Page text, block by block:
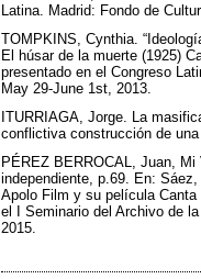
Latina. Madrid: Fondo de
TOMPKINS, Cynthia.
El húsar de la muerte (1925)
presentado en el Congreso
May 29-June 1st, 2013.
ITURRIAGA, Jorge. La
conflictiva construcción de
PÉREZ BERROCAL, Juan,
independiente, p.69. En:
Apolo Film y su película Canta
el I Seminario del Archivo de
2015.